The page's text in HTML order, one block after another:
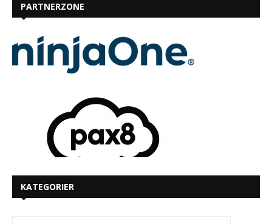
PARTNERZONE
KATEGORIER